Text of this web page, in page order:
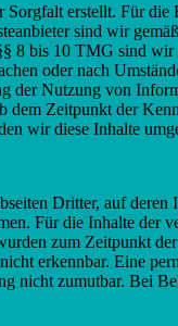
Sorgfalt erstellt. Für
sind wir
8 bis 10 TMG sind
oder nach
der Nutzung von
dem Zeitpunkt der
wir diese Inhalte
Dritter, auf
Für die Inhalte der
zum Zeitpunkt
erkennbar. Eine
nicht zumutbar. Bei